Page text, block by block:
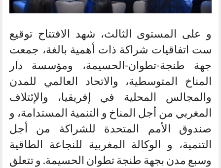
و على المستوى الثالث، شهد الافتتاح توقيع
ست اتفاقيات شراكة ذات أهمية بالغة، جمعت
جهة طنجة-تطوان-الحسيمة، ومؤسسة دار
المناخ المتوسطية، والاتحاد العالمي للمدن
والمجالس المحلية في إفريقيا، والإئتلاف
المغربي من أجل المناخ و التنمية المستدامة، و
صندوق الأمم المتحدة للشراكة من أجل
التنمية، و الوكالة المغربية للنجاعة الطاقية
وسبع مدن بجهة طنجة تطوان الحسيمة. و تتعلق